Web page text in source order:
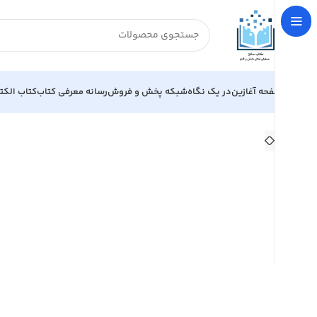
صفحه آغازیندر یک نگاهشبکه پخش و فروشرسانه معرفی کتابکتاب